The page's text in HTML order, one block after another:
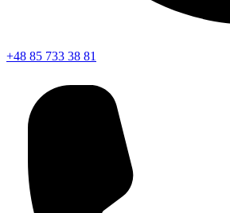
+48 85 733 38 81